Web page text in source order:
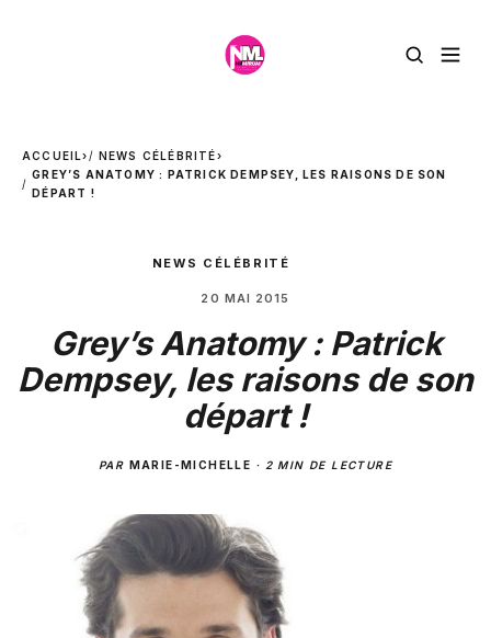
ACCUEIL› NEWS CÉLÉBRITÉ›
GREY’S ANATOMY : PATRICK DEMPSEY, LES RAISONS DE SON
DÉPART !
NEWS CÉLÉBRITÉ
20 MAI 2015
Grey’s Anatomy : Patrick
Dempsey, les raisons de son
départ !
PAR MARIE-MICHELLE · 2 MIN DE LECTURE